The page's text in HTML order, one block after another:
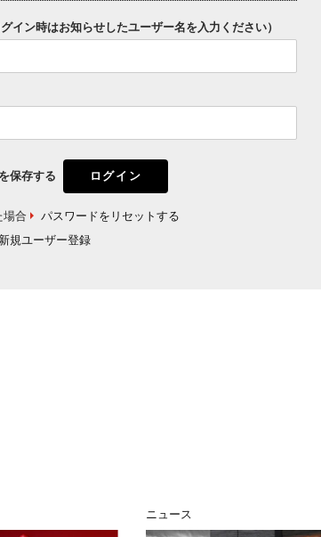
イン時はお知らせしたユーザー名を入力ください）
保存する
場合
パスワードをリセットする
新規ユーザー登録
ニュース